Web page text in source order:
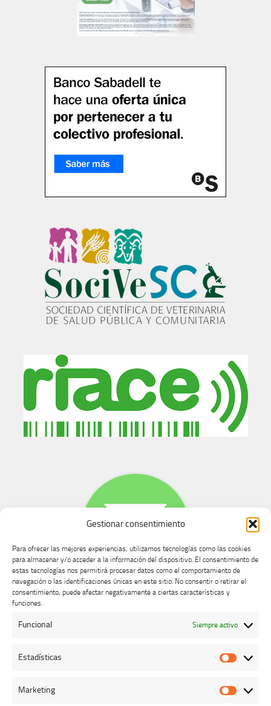
Gestionar consentimiento
Para ofrecer las mejores experiencias, utilizamos tecnologías como las cookies
para almacenar y/o acceder a la información del dispositivo. El consentimiento de
estas tecnologías nos permitirá procesar datos como el comportamiento de
navegación o las identificaciones únicas en este sitio. No consentir o retirar el
consentimiento, puede afectar negativamente a ciertas características y
funciones.
Funcional Siempre activo
Estadísticas
Marketing
Buzón de dudas, quejas y sugerencias